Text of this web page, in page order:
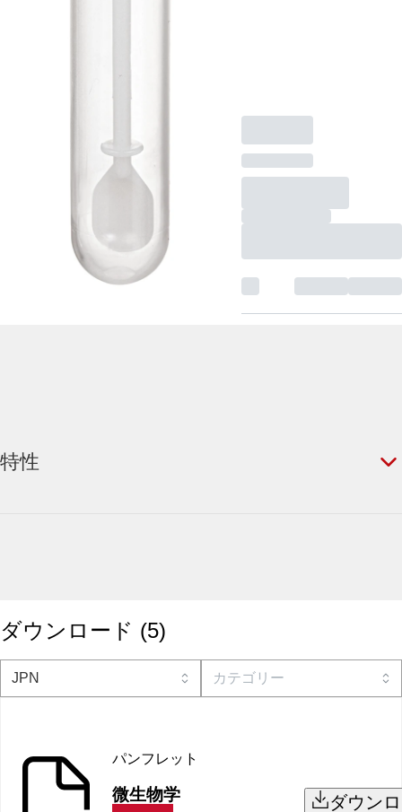
特性
ダウンロード (5)
パンフレット
微生物学 ダウン